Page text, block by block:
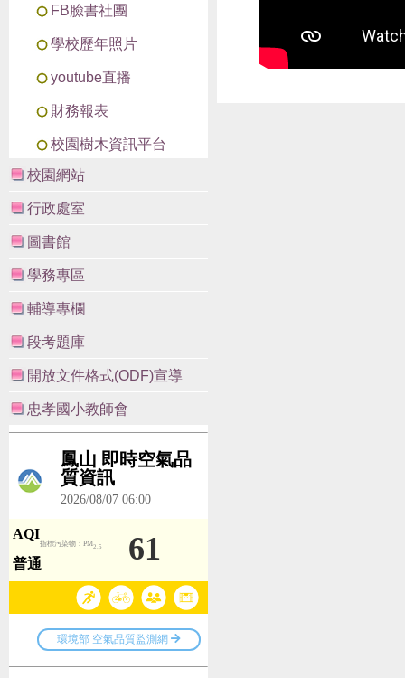
FB臉書社團
學校歷年照片
youtube直播
財務報表
校園樹木資訊平台
校園網站
行政處室
圖書館
學務專區
輔導專欄
段考題庫
開放文件格式(ODF)宣導
忠孝國小教師會